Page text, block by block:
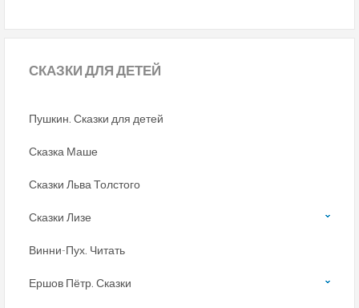
СКАЗКИДЛЯ ДЕТЕЙ
Пушкин. Сказки для детей
Сказка Маше
Сказки Льва Толстого
Сказки Лизе
Винни-Пух. Читать
Ершов Пётр. Сказки